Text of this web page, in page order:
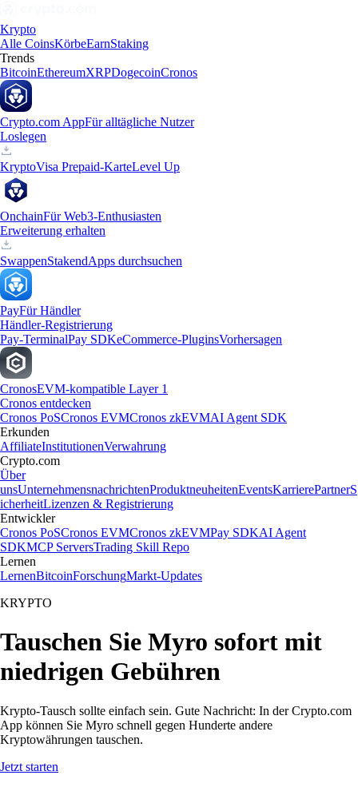
Krypto
Alle CoinsKörbeEarnStaking
Trends
BitcoinEthereumXRPDogecoinCronos
Crypto.com AppFür alltägliche Nutzer
Loslegen
KryptoVisa Prepaid-KarteLevel Up
OnchainFür Web3-Enthusiasten
Erweiterung erhalten
SwappenStakendApps durchsuchen
PayFür Händler
Händler-Registrierung
Pay-TerminalPay SDKeCommerce-PluginsVorhersagen
CronosEVM-kompatible Layer 1
Cronos entdecken
Cronos PoSCronos EVMCronos zkEVMAI Agent SDK
Erkunden
AffiliateInstitutionenVerwahrung
Crypto.com
Über
unsUnternehmensnachrichtenProduktneuheitenEventsKarrierePartnerS
icherheitLizenzen & Registrierung
Entwickler
Cronos PoSCronos EVMCronos zkEVMPay SDKAI Agent
SDKMCP ServersTrading Skill Repo
Lernen
LernenBitcoinForschungMarkt-Updates
KRYPTO
Tauschen Sie Myro sofort mit
niedrigen Gebühren
Krypto-Tausch sollte einfach sein. Gute Nachricht: In der Crypto.com
App können Sie Myro schnell gegen Hunderte andere
Kryptowährungen tauschen.
Jetzt starten